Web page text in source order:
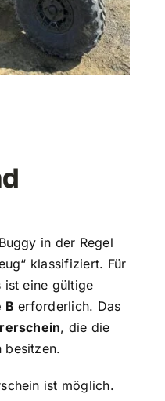
in der Regel
klassifiziert. Für
ist eine gültige
B erforderlich. Das
, die die
besitzen.
ist möglich.